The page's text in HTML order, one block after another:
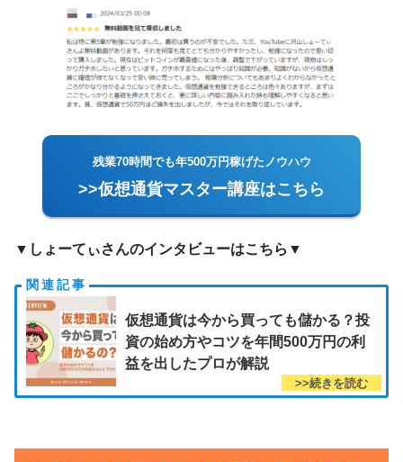
残業70時間でも年500万円稼げたノウハウ
>>仮想通貨マスター講座はこちら
▼しょーてぃさんのインタビューはこちら▼
仮想通貨は今から買っても儲かる？投
資の始め方やコツを年間500万円の利
益を出したプロが解説